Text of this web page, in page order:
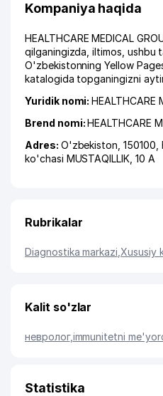
Kompaniya haqida
HEALTHCARE MEDICAL
qilganingizda, iltimos, ushbu
O'zbekistonning Yellow
katalogida topganingizni
Yuridik nomi:HEALTHCARE
Brend nomi:HEALTHCARE
Adres: O'zbekiston, 150100,
ko'chasi MUSTAQILLIK , 10 А
Rubrikalar
Diagnostika markazi Xususiy
Kalit so'zlar
невролог,immunitetni
Statistika